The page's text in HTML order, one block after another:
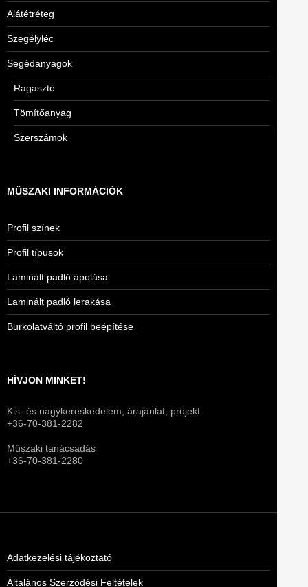
Alátétréteg
Szegélyléc
Segédanyagok
Ragasztó
Tömítőanyag
Szerszámok
MŰSZAKI INFORMÁCIÓK
Profil színek
Profil típusok
Laminált padló ápolása
Laminált padló lerakása
Burkolatváltó profil beépítése
HÍVJON MINKET!
Kis- és nagykereskedelem, árajánlat, projekt
+36-70-381-2282
Műszaki tanácsadás
+36-70-381-2280
Adatkezelési tájékoztató
Általános Szerződési Feltételek